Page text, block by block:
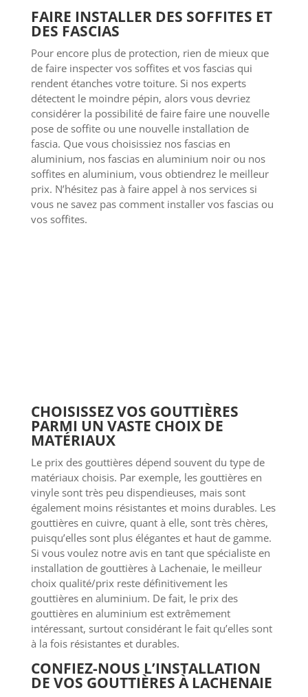
FAIRE INSTALLER DES SOFFITES ET
DES FASCIAS
Pour encore plus de protection, rien de mieux que
de faire inspecter vos soffites et vos fascias qui
rendent étanches votre toiture. Si nos experts
détectent le moindre pépin, alors vous devriez
considérer la possibilité de faire faire une nouvelle
pose de soffite ou une nouvelle installation de
fascia. Que vous choisissiez nos fascias en
aluminium, nos fascias en aluminium noir ou nos
soffites en aluminium, vous obtiendrez le meilleur
prix. N’hésitez pas à faire appel à nos services si
vous ne savez pas comment installer vos fascias ou
vos soffites.
CHOISISSEZ VOS GOUTTIÈRES
PARMI UN VASTE CHOIX DE
MATÉRIAUX
Le prix des gouttières dépend souvent du type de
matériaux choisis. Par exemple, les gouttières en
vinyle sont très peu dispendieuses, mais sont
également moins résistantes et moins durables. Les
gouttières en cuivre, quant à elle, sont très chères,
puisqu’elles sont plus élégantes et haut de gamme.
Si vous voulez notre avis en tant que spécialiste en
installation de gouttières à Lachenaie, le meilleur
choix qualité/prix reste définitivement les
gouttières en aluminium. De fait, le prix des
gouttières en aluminium est extrêmement
intéressant, surtout considérant le fait qu’elles sont
à la fois résistantes et durables.
CONFIEZ-NOUS L’INSTALLATION
DE VOS GOUTTIÈRES À LACHENAIE